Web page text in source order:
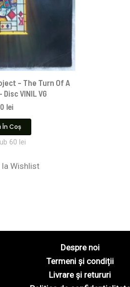
– The Turn Of A
VINIL VG
lei
În Coș
60 lei
la Wishlist
Despre noi
Termeni și condiții
Livrare și retururi